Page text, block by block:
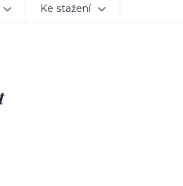
Ke stažení